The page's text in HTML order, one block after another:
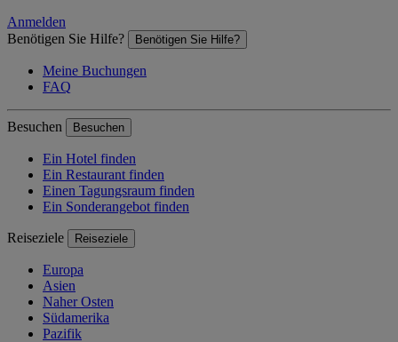
Anmelden
Benötigen Sie Hilfe?
Benötigen Sie Hilfe?
Meine Buchungen
FAQ
Besuchen Besuchen
Ein Hotel finden
Ein Restaurant finden
Einen Tagungsraum finden
Ein Sonderangebot finden
Reiseziele Reiseziele
Europa
Asien
Naher Osten
Südamerika
Pazifik